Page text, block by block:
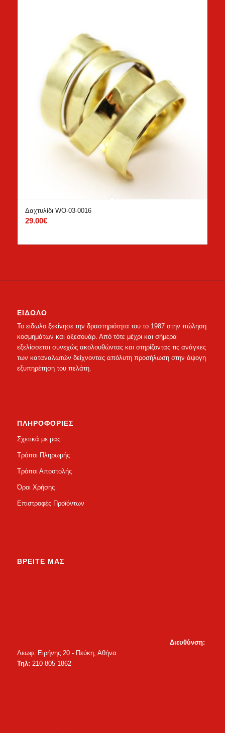
Δαχτυλίδι WO-03-0016
29.00€
ΕΙΔΩΛΟ
Το ειδωλο ξεκίνησε την δραστηριότητα του το 1987 στην πώληση
κοσμημάτων και αξεσουάρ. Από τότε μέχρι και σήμερα
εξελίσσεται συνεχώς ακολουθώντας και στηρίζοντας τις ανάγκες
των καταναλωτών δείχνοντας απόλυτη προσήλωση στην άψογη
εξυπηρέτηση του πελάτη.
ΠΛΗΡΟΦΟΡΙΕΣ
Σχετικά με μας
Τρόποι Πληρωμής
Τρόποι Αποστολής
Όροι Χρήσης
Επιστροφές Προϊόντων
ΒΡΕΙΤΕ ΜΑΣ
Διευθύνση:
Λεωφ. Ειρήνης 20 - Πεύκη, Αθήνα
Τηλ: 210 805 1862